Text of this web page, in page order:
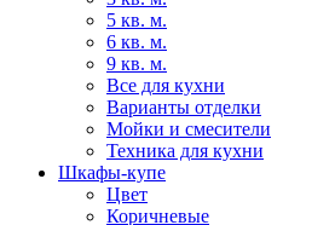
5 кв. м.
6 кв. м.
9 кв. м.
Все для кухни
Варианты отделки
Мойки и смесители
Техника для кухни
Шкафы-купе
Цвет
Коричневые